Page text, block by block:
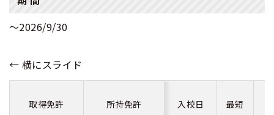
～2026/9/30
取得免許 所持免許 入校日 最短